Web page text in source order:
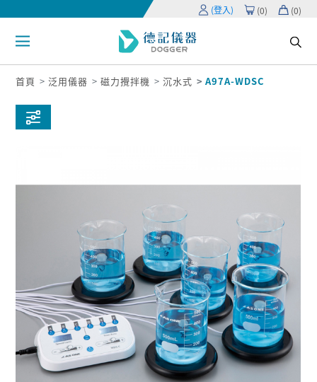
(登入) (0) (0)
首頁 泛用儀器 磁力攪拌機 沉水式 A97A-WDSC